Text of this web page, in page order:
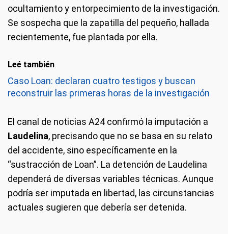
ocultamiento y entorpecimiento de la investigación.
Se sospecha que la zapatilla del pequeño, hallada
recientemente, fue plantada por ella.
Leé también
Caso Loan: declaran cuatro testigos y buscan
reconstruir las primeras horas de la investigación
El canal de noticias A24 confirmó la imputación a
Laudelina, precisando que no se basa en su relato
del accidente, sino específicamente en la
“sustracción de Loan”. La detención de Laudelina
dependerá de diversas variables técnicas. Aunque
podría ser imputada en libertad, las circunstancias
actuales sugieren que debería ser detenida.